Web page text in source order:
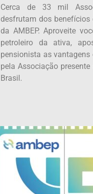
Cerca de 33 mil
desfrutam dos benefícios
da AMBEP. Aproveite
petroleiro da ativa,
pensionista as vantagens
pela Associação
Brasil.